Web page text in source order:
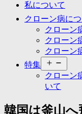
私について
クローン病に
クローン
クローン
クローン
特集
ニ
ュ
開
クローン
いて
韓国は釜山へ